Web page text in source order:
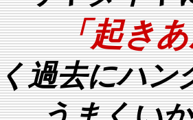
「起き
過去にハン